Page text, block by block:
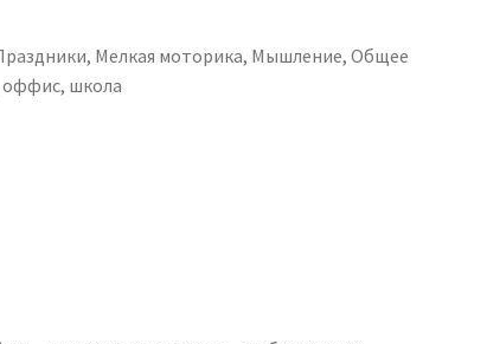
, Мелкая моторика, Мышление, Общее
оффис, школа